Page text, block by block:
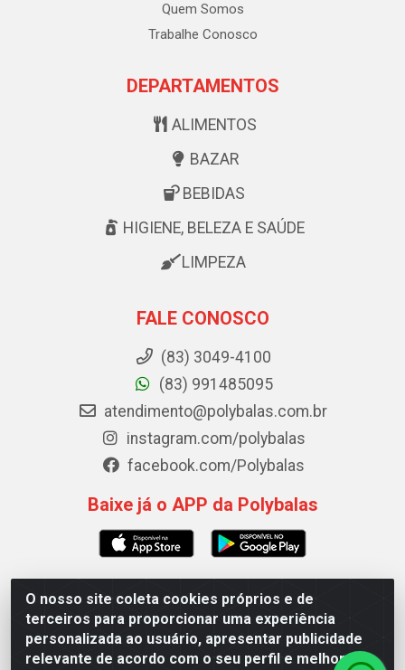
O nosso site coleta cookies próprios e de
terceiros para proporcionar uma experiência
personalizada ao usuário, apresentar publicidade
relevante de acordo com o seu perfil e melhorar a
Quem Somos
Trabalhe Conosco
DEPARTAMENTOS
ALIMENTOS
BAZAR
BEBIDAS
HIGIENE, BELEZA E SAÚDE
LIMPEZA
FALE CONOSCO
(83) 3049-4100
(83) 991485095
atendimento@polybalas.com.br
instagram.com/polybalas
facebook.com/Polybalas
Baixe já o APP da Polybalas
Polybalas - Rua João Miguel de Souza, 173 Galpão B -
Ernesto Geisel, João Pessoa/PB - CEP 58.075-075 - CNPJ
00.909.327/0002-61